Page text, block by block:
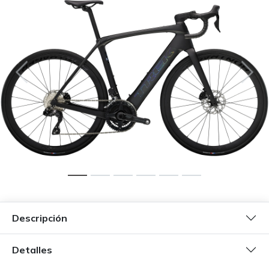
Descripción
Detalles